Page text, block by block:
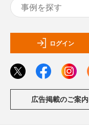
ログイン
広告掲載のご案内